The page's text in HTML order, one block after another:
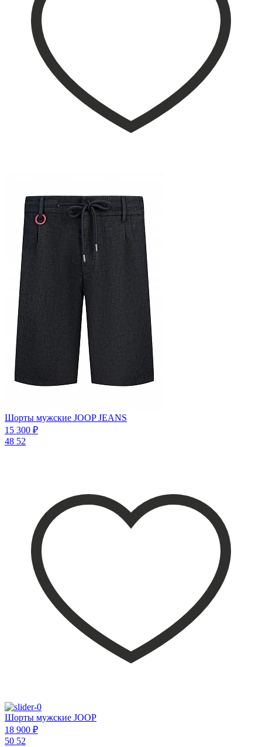
Шорты мужские JOOP JEANS
15 300 ₽
48 52
Шорты мужские JOOP
18 900 ₽
50 52